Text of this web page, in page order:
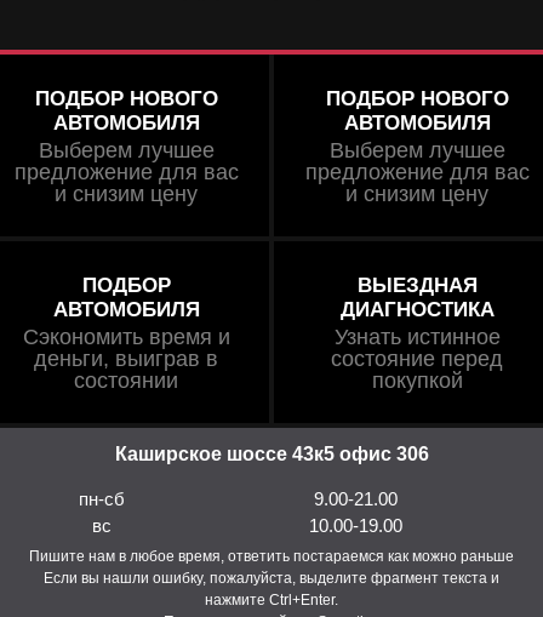
ПОДБОР НОВОГО
АВТОМОБИЛЯ
Выберем лучшее
предложение для вас
и снизим цену
ПОДБОР НОВОГО
АВТОМОБИЛЯ
Выберем лучшее
предложение для вас
и снизим цену
ПОДБОР
АВТОМОБИЛЯ
Сэкономить время и
деньги, выиграв в
состоянии
ВЫЕЗДНАЯ
ДИАГНОСТИКА
Узнать истинное
состояние перед
покупкой
Каширское шоссе 43к5 офис 306
пн-сб
9.00-21.00
вс
10.00-19.00
Пишите нам в любое время, ответить постараемся как можно раньше
Если вы нашли ошибку, пожалуйста, выделите фрагмент текста и
нажмите Ctrl+Enter.